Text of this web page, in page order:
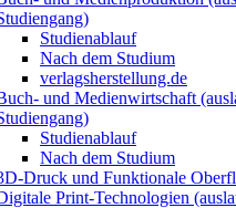
Studienablauf
Nach dem Studium
verlagsherstellung.de
und Medienwirtschaft
Studienablauf
Nach dem Studium
Druck und Funktionale
Print-Technologien